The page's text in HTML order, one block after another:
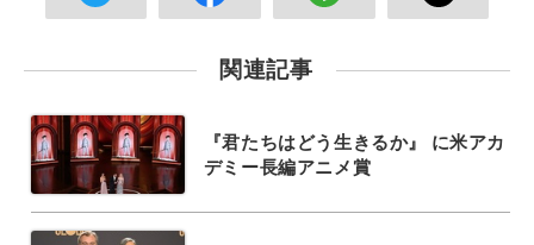
関連記事
『君たちはどう生きるか』 に米アカ
デミー長編アニメ賞